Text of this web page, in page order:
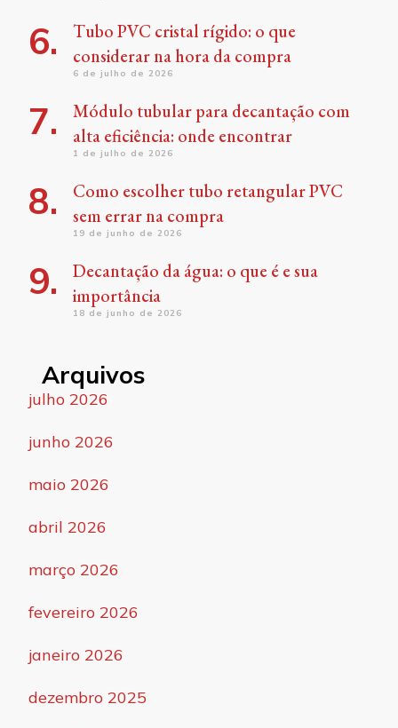
Tubo PVC cristal rígido: o que
considerar na hora da compra
6 de julho de 2026
Módulo tubular para decantação com
alta eficiência: onde encontrar
1 de julho de 2026
Como escolher tubo retangular PVC
sem errar na compra
19 de junho de 2026
Decantação da água: o que é e sua
importância
18 de junho de 2026
Arquivos
julho 2026
junho 2026
maio 2026
abril 2026
março 2026
fevereiro 2026
janeiro 2026
dezembro 2025